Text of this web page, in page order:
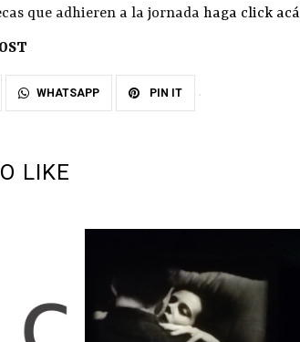
que adhieren a la jornada haga click acá
WHATSAPP PIN IT
LIKE